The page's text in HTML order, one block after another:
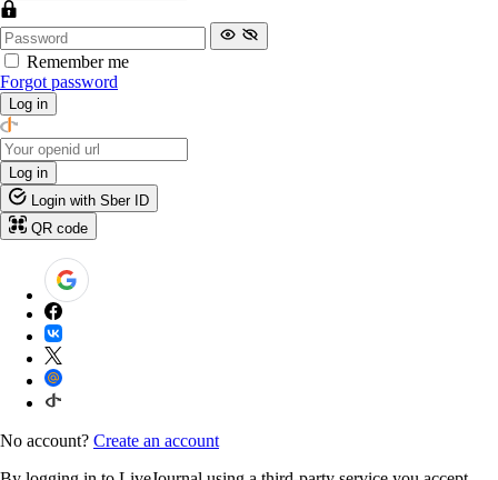
Remember me
Forgot password
Log in
Log in
Login with Sber ID
QR code
No account? Create an account